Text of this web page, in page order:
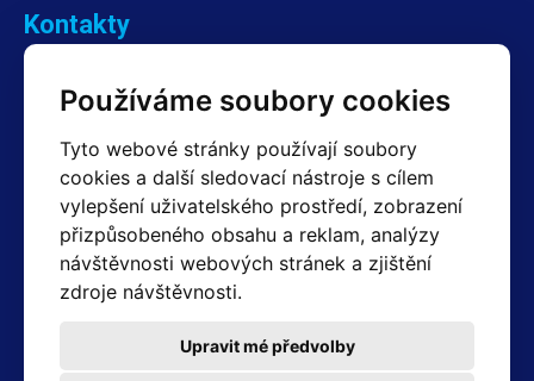
Používáme soubory cookies
Tyto webové stránky používají soubory
cookies a další sledovací nástroje s cílem
vylepšení uživatelského prostředí, zobrazení
přizpůsobeného obsahu a reklam, analýzy
návštěvnosti webových stránek a zjištění
zdroje návštěvnosti.
Upravit mé předvolby
Kontakty
+420 603 357 606 +420 605 234 204
Fakturační a expediční oddělení
+420 605 259 759 (Po–Pá: 7:30 – 15:00)
Technické oddělení
+420 603 355 085 (Po–Pá: 8:00 – 16:00)
servis@hotair.cz
Platba jen v hotovosti